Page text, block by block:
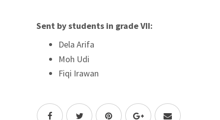
Sent by students in grade VII:
Dela Arifa
Moh Udi
Fiqi Irawan